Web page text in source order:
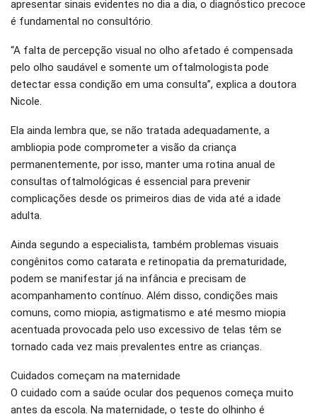
apresentar sinais evidentes no dia a dia, o diagnóstico precoce
é fundamental no consultório.
“A falta de percepção visual no olho afetado é compensada
pelo olho saudável e somente um oftalmologista pode
detectar essa condição em uma consulta”, explica a doutora
Nicole.
Ela ainda lembra que, se não tratada adequadamente, a
ambliopia pode comprometer a visão da criança
permanentemente, por isso, manter uma rotina anual de
consultas oftalmológicas é essencial para prevenir
complicações desde os primeiros dias de vida até a idade
adulta.
Ainda segundo a especialista, também problemas visuais
congênitos como catarata e retinopatia da prematuridade,
podem se manifestar já na infância e precisam de
acompanhamento contínuo. Além disso, condições mais
comuns, como miopia, astigmatismo e até mesmo miopia
acentuada provocada pelo uso excessivo de telas têm se
tornado cada vez mais prevalentes entre as crianças.
Cuidados começam na maternidade
O cuidado com a saúde ocular dos pequenos começa muito
antes da escola. Na maternidade, o teste do olhinho é